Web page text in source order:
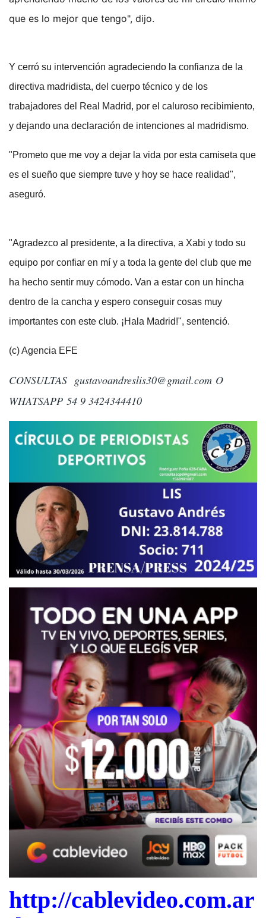
que es lo mejor que tengo", dijo.
Y cerró su intervención agradeciendo la confianza de la
directiva madridista, del cuerpo técnico y de los
trabajadores del Real Madrid, por el caluroso recibimiento,
y dejando una declaración de intenciones al madridismo.
"Prometo que me voy a dejar la vida por esta camiseta que
es el sueño que siempre tuve y hoy se hace realidad",
aseguró.
"Agradezco al presidente, a la directiva, a Xabi y todo su
equipo por confiar en mí y a toda la gente del club que me
ha hecho sentir muy cómodo. Van a estar con un hincha
dentro de la cancha y espero conseguir cosas muy
importantes con este club. ¡Hala Madrid!", sentenció.
(c) Agencia EFE
CONSULTAS gustavoandreslis30@gmail.com O
WHATSAPP 54 9 3424344410
http://cablevideo.com.ar